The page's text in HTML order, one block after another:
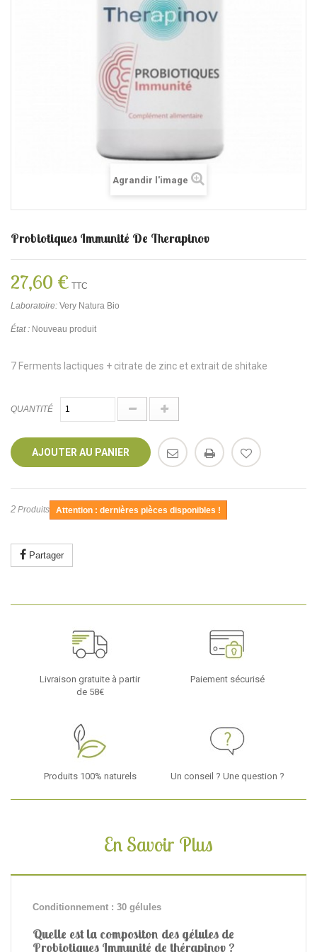
Agrandir l'image
Probiotiques Immunité De Therapinov
27,60 € TTC
Laboratoire: Very Natura Bio
État : Nouveau produit
7 Ferments lactiques + citrate de zinc et extrait de shitake
QUANTITÉ
AJOUTER AU PANIER
2 Produits Attention : dernières pièces disponibles !
Partager
Livraison gratuite à partir
de 58€
Paiement sécurisé
Produits 100% naturels Un conseil ? Une question ?
En Savoir Plus
Conditionnement : 30 gélules
Quelle est la compositon des gélules de
Probiotiques Immunité de thérapinov ?